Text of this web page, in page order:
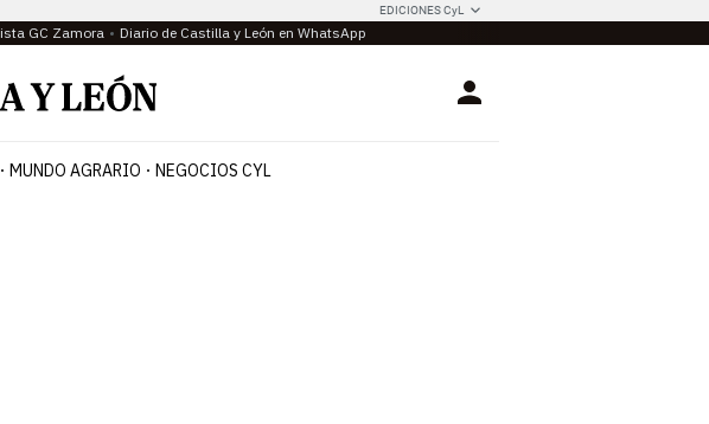
EDICIONES CyL
GC Zamora Diario de Castilla y León en WhatsApp
Login
MUNDO AGRARIO NEGOCIOS CYL